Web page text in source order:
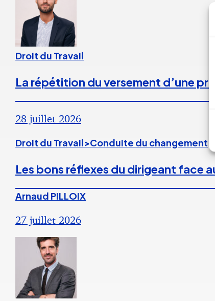
Droit du Travail
La répétition du versement d’une
28 juillet 2026
Droit du Travail>Conduite du changement
Les bons réflexes du dirigeant face
Arnaud PILLOIX
27 juillet 2026